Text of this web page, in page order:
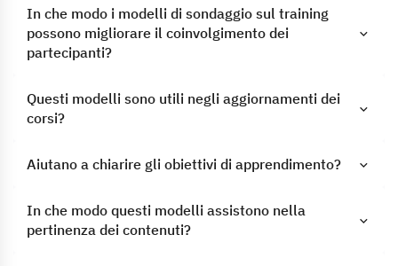
In che modo i modelli di sondaggio sul training
possono migliorare il coinvolgimento dei
partecipanti?
Questi modelli sono utili negli aggiornamenti dei
corsi?
Aiutano a chiarire gli obiettivi di apprendimento?
In che modo questi modelli assistono nella
pertinenza dei contenuti?